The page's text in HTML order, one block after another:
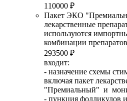
110000 ₽
Пакет ЭКО
лекарственные
используются
комбинации
293500 ₽
входит:
- назначение схемы
включая пакет
"Премиальный" и
- пункция фолликулов